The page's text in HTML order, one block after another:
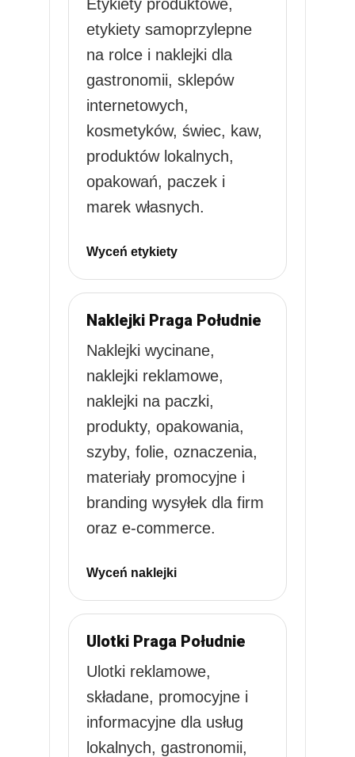
Etykiety produktowe,
etykiety samoprzylepne
na rolce i naklejki dla
gastronomii, sklepów
internetowych,
kosmetyków, świec, kaw,
produktów lokalnych,
opakowań, paczek i
marek własnych.
Wyceń etykiety
Naklejki Praga Południe
Naklejki wycinane,
naklejki reklamowe,
naklejki na paczki,
produkty, opakowania,
szyby, folie, oznaczenia,
materiały promocyjne i
branding wysyłek dla firm
oraz e-commerce.
Wyceń naklejki
Ulotki Praga Południe
Ulotki reklamowe,
składane, promocyjne i
informacyjne dla usług
lokalnych, gastronomii,